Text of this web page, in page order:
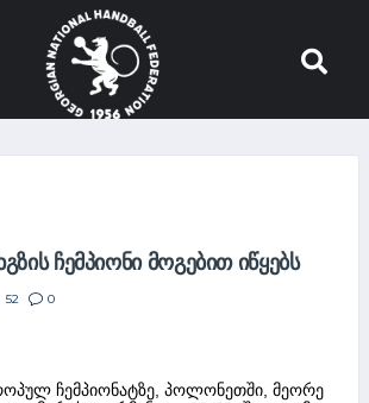
ᲩᲔᲛᲞᲘᲝᲜᲘ ᲛᲝᲒᲔᲑᲘᲗ ᲘᲬᲧᲔᲑᲡ
52 0
ჩემპიონატზე, პოლონეთში, მეორე